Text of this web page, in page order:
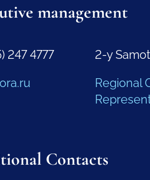
management
247 4777
2-y
Regional
Contacts